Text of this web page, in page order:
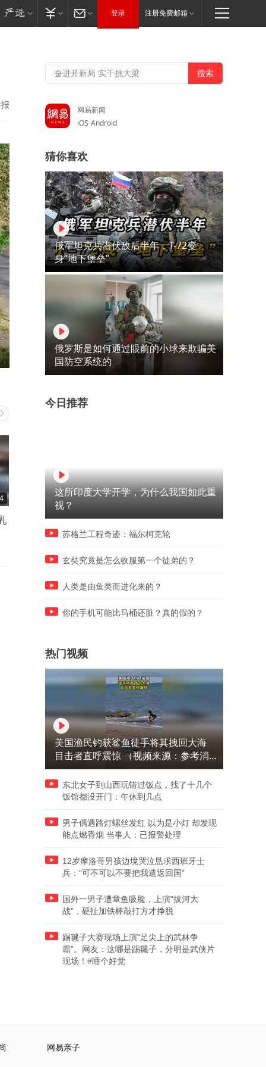
登录 注册免费邮箱
00:59
很多人都搞错，挡土墙最怕的
不是土而是水
国内非常罕见的七胞胎
网易新闻
iOS Android
猜你喜欢
俄军坦克兵潜伏敌后半年，T-72变
身“地下堡垒”
俄罗斯是如何通过眼前的小球来欺骗美
国防空系统的
今日推荐
这所印度大学开学，为什么我国如此重
视？
苏格兰工程奇迹：福尔柯克轮
玄奘究竟是怎么收服第一个徒弟的？
人类是由鱼类而进化来的？
你的手机可能比马桶还脏？真的假的？
热门视频
美国渔民钓获鲨鱼徒手将其拽回大海
目击者直呼震惊 （视频来源：参考消
息）
东北女子到山西玩错过饭点，找了十几个
饭馆都没开门：午休到几点
男子偶遇路灯螺丝发红 以为是小灯 却发现
能点燃香烟 当事人：已报警处理
12岁摩洛哥男孩边境哭泣恳求西班牙士
兵：“可不可以不要把我遣返回国”
国外一男子遭章鱼吸脸，上演“拔河大
战”，硬扯加铁棒敲打方才挣脱
踢毽子大赛现场上演“足尖上的武林争
霸”。网友：这哪是踢毽子，分明是武侠片
现场！#睡个好觉
网易亲子